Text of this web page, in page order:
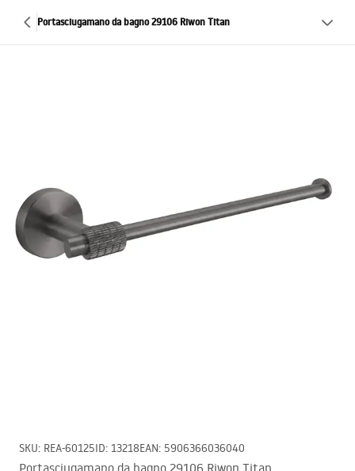
Portasciugamano da bagno 29106 Riwon Titan
SKU: REA-60125ID: 13218EAN: 5906366036040
Portasciugamano da bagno 29106 Riwon Titan